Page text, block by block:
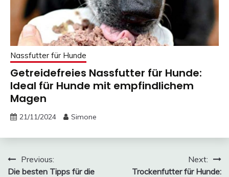
Nassfutter für Hunde
Getreidefreies Nassfutter für Hunde:
Ideal für Hunde mit empfindlichem
Magen
21/11/2024 Simone
Beitragsnavigation
Previous:
Die besten Tipps für die
Next:
Trockenfutter für Hunde: